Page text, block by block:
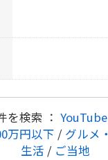
を検索 ：
万円以下 / グルメ
生活 / ご当地